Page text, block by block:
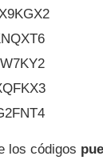
los códigos